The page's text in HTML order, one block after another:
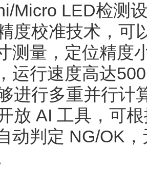
Micro LED检测
度校准技术，可
测量，定位精度
运行速度高达
进行多重并行计
放 AI 工具，可
动判定 NG/OK